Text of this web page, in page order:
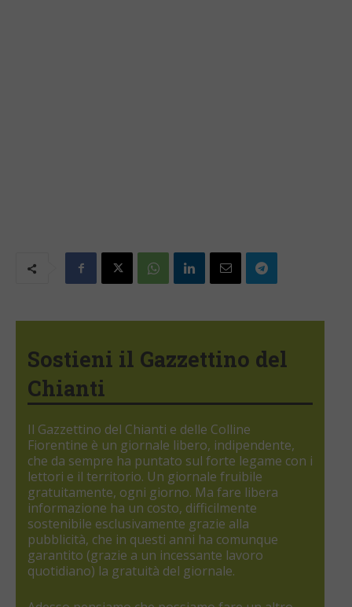
Sostieni il Gazzettino del
Chianti
Il Gazzettino del Chianti e delle Colline
Fiorentine è un giornale libero, indipendente,
che da sempre ha puntato sul forte legame con i
lettori e il territorio. Un giornale fruibile
gratuitamente, ogni giorno. Ma fare libera
informazione ha un costo, difficilmente
sostenibile esclusivamente grazie alla
pubblicità, che in questi anni ha comunque
garantito (grazie a un incessante lavoro
quotidiano) la gratuità del giornale.